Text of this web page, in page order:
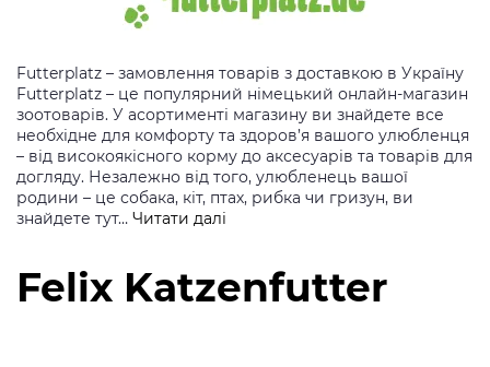
Futterplatz – замовлення товарів з доставкою в Україну
Futterplatz – це популярний німецький онлайн-магазин
зоотоварів. У асортименті магазину ви знайдете все
необхідне для комфорту та здоров’я вашого улюбленця
– від високоякісного корму до аксесуарів та товарів для
догляду. Незалежно від того, улюбленець вашої
родини – це собака, кіт, птах, рибка чи гризун, ви
знайдете тут… Читати далі
Felix Katzenfutter